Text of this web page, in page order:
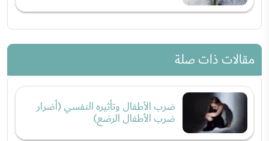
مقالات ذات صلة
ضرب الأطفال وتأثيره النفسي (أضرار
ضرب الأطفال الرضع)